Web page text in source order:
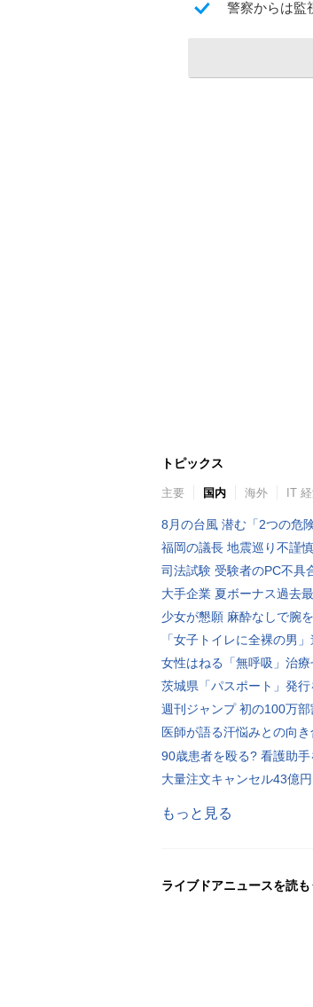
警察からは監
トピックス
主要 国内 海外 IT
8月の台風 潜む「2つの危険
福岡の議長 地震巡り不謹
司法試験 受験者のPC不具
大手企業 夏ボーナス過去
少女が懇願 麻酔なしで腕
「女子トイレに全裸の男
女性はねる「無呼吸」治療
茨城県「パスポート」発行
週刊ジャンプ 初の100万部
医師が語る汗悩みとの向
90歳患者を殴る? 看護助
大量注文キャンセル43億
もっと見る
ライブドアニュースを読も